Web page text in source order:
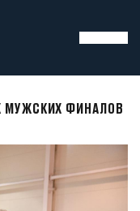
МУЖСКИХ ФИНАЛОВ